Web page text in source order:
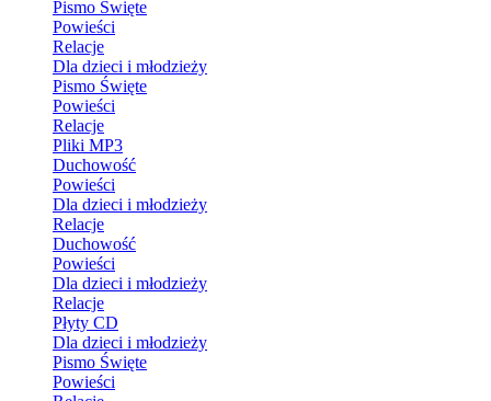
Pismo Święte
Powieści
Relacje
Dla dzieci i młodzieży
Pismo Święte
Powieści
Relacje
Pliki MP3
Duchowość
Powieści
Dla dzieci i młodzieży
Relacje
Duchowość
Powieści
Dla dzieci i młodzieży
Relacje
Płyty CD
Dla dzieci i młodzieży
Pismo Święte
Powieści